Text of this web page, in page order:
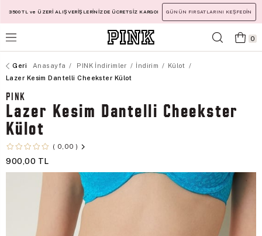
3500 TL ve ÜZERİ ALIŞVERİŞLERİNİZDE ÜCRETSİZ KARGO! GÜNÜN FIRSATLARINI KEŞFEDİN
0
Anasayfa PINK İndirimler İndirim
Külot
Lazer Kesim Dantelli Cheekster Külot
PINK
Lazer Kesim Dantelli Cheekster
Külot
0,00
900,00 TL